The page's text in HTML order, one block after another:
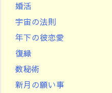
婚活
宇宙の法則
年下の彼恋愛
復縁
数秘術
新月の願い事